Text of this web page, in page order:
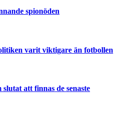
spionöden
varit viktigare än fotbollen
att finnas de senaste